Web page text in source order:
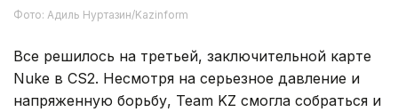
Фото: Адиль Нуртазин/Kazinform
Все решилось на третьей, заключительной карте
Nuke в CS2. Несмотря на серьезное давление и
напряженную борьбу, Team KZ смогла собраться и